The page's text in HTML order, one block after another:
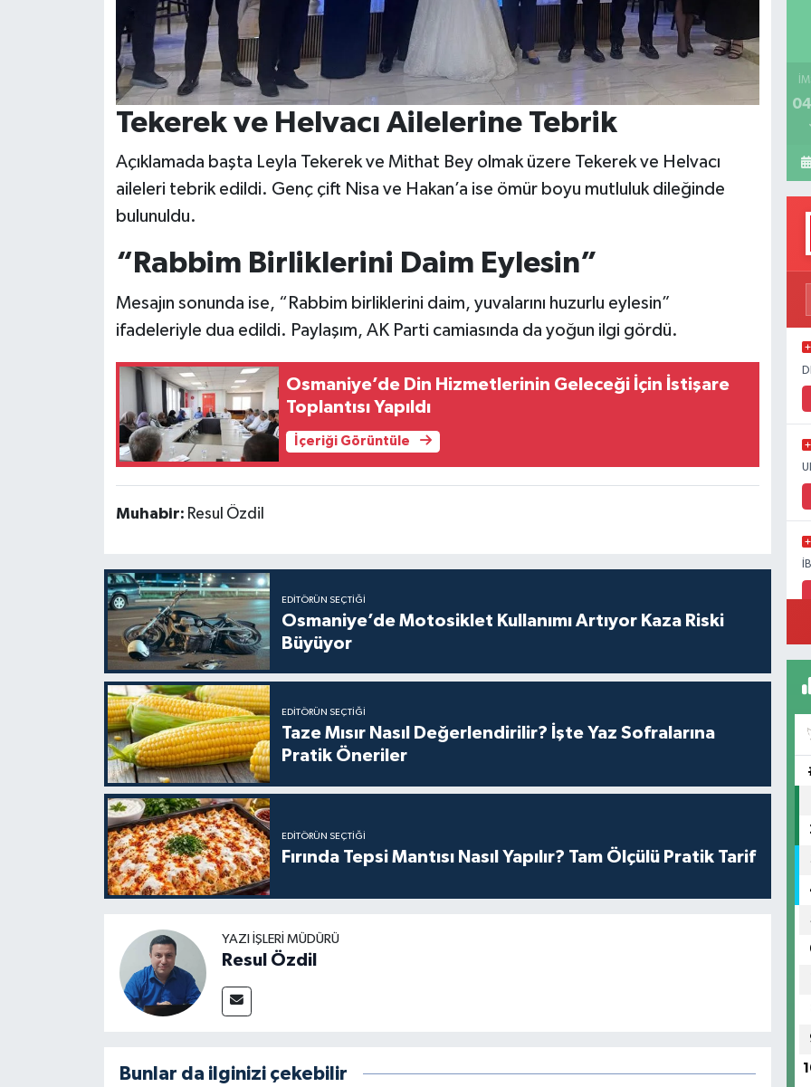
Tekerek ve Helvacı Ailelerine Tebrik
Açıklamada başta Leyla Tekerek ve Mithat Bey olmak üzere Tekerek ve Helvacı
aileleri tebrik edildi. Genç çift Nisa ve Hakan’a ise ömür boyu mutluluk dileğinde
bulunuldu.
“Rabbim Birliklerini Daim Eylesin”
Mesajın sonunda ise, “Rabbim birliklerini daim, yuvalarını huzurlu eylesin”
ifadeleriyle dua edildi. Paylaşım, AK Parti camiasında da yoğun ilgi gördü.
Osmaniye’de Din Hizmetlerinin Geleceği İçin İstişare
Toplantısı Yapıldı
İçeriği Görüntüle
Muhabir: Resul Özdil
EDITÖRÜN SEÇTIĞI
Osmaniye’de Motosiklet Kullanımı Artıyor Kaza Riski
Büyüyor
EDITÖRÜN SEÇTIĞI
Taze Mısır Nasıl Değerlendirilir? İşte Yaz Sofralarına
Pratik Öneriler
EDITÖRÜN SEÇTIĞI
Fırında Tepsi Mantısı Nasıl Yapılır? Tam Ölçülü Pratik Tarif
YAZI İŞLERI MÜDÜRÜ
Resul Özdil
Bunlar da ilginizi çekebilir